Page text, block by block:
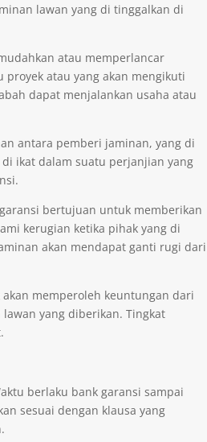
lawan yang di tinggalkan di
atau memperlancar
atau yang akan mengikuti
dapat menjalankan usaha atau
antara pemberi jaminan, yang di
ikat dalam suatu perjanjian yang
bertujuan untuk memberikan
kerugian ketika pihak yang di
akan mendapat ganti rugi dari
memperoleh keuntungan dari
yang diberikan. Tingkat
berlaku bank garansi sampai
sesuai dengan klausa yang